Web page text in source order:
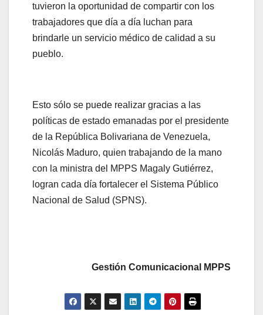
tuvieron la oportunidad de compartir con los
trabajadores que día a día luchan para
brindarle un servicio médico de calidad a su
pueblo.
Esto sólo se puede realizar gracias a las
políticas de estado emanadas por el presidente
de la República Bolivariana de Venezuela,
Nicolás Maduro, quien trabajando de la mano
con la ministra del MPPS Magaly Gutiérrez,
logran cada día fortalecer el Sistema Público
Nacional de Salud (SPNS).
Gestión Comunicacional MPPS